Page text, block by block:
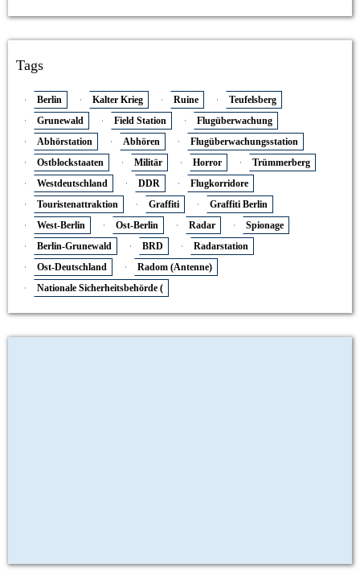
Tags
Berlin Kalter Krieg Ruine
Teufelsberg
Grunewald
Field Station
Flugüberwachung
Abhörstation
Abhören
Flugüberwachungsstation
Ostblockstaaten
Militär Horror
Trümmerberg
Westdeutschland
DDR
Flugkorridore
Touristenattraktion
Graffiti
Graffiti Berlin
West-Berlin
Ost-Berlin Radar
Spionage
Berlin-Grunewald
BRD
Radarstation
Ost-Deutschland
Radom (Antenne)
Nationale Sicherheitsbehörde (